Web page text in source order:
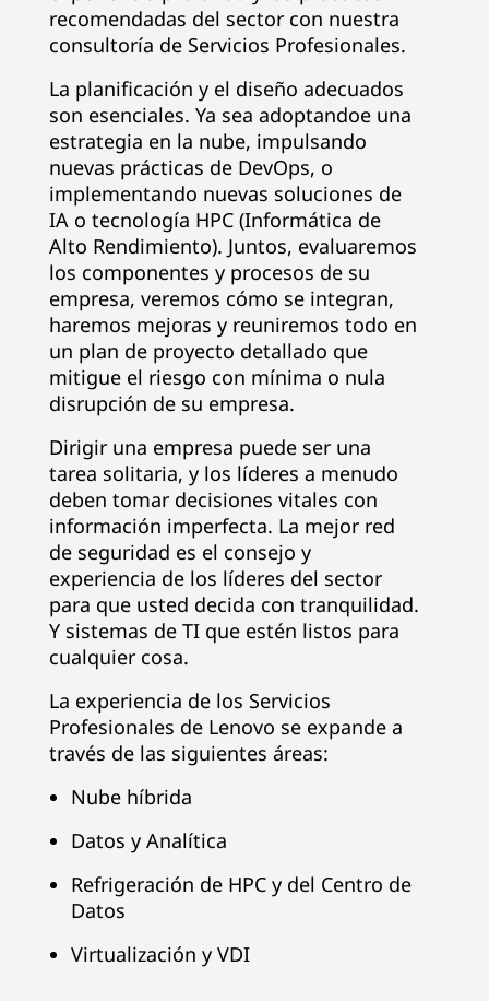
recomendadas del sector con nuestra
consultoría de Servicios Profesionales.
La planificación y el diseño adecuados
son esenciales. Ya sea adoptandoe una
estrategia en la nube, impulsando
nuevas prácticas de DevOps, o
implementando nuevas soluciones de
IA o tecnología HPC (Informática de
Alto Rendimiento). Juntos, evaluaremos
los componentes y procesos de su
empresa, veremos cómo se integran,
haremos mejoras y reuniremos todo en
un plan de proyecto detallado que
mitigue el riesgo con mínima o nula
disrupción de su empresa.
Dirigir una empresa puede ser una
tarea solitaria, y los líderes a menudo
deben tomar decisiones vitales con
información imperfecta. La mejor red
de seguridad es el consejo y
experiencia de los líderes del sector
para que usted decida con tranquilidad.
Y sistemas de TI que estén listos para
cualquier cosa.
La experiencia de los Servicios
Profesionales de Lenovo se expande a
través de las siguientes áreas:
Nube híbrida
Datos y Analítica
Refrigeración de HPC y del Centro de
Datos
Virtualización y VDI